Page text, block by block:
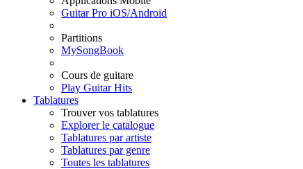
Guitar Pro iOS/Android
Partitions
MySongBook
Cours de guitare
Play Guitar Hits
Tablatures
Trouver vos tablatures
Explorer le catalogue
Tablatures par artiste
Tablatures par genre
Toutes les tablatures